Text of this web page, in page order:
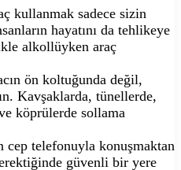
kullanmak sadece sizin
hayatını da tehlikeye
alkollüyken araç
ön koltuğunda değil,
Kavşaklarda, tünellerde,
köprülerde sollama
cep telefonuyla konuşmaktan
güvenli bir yere